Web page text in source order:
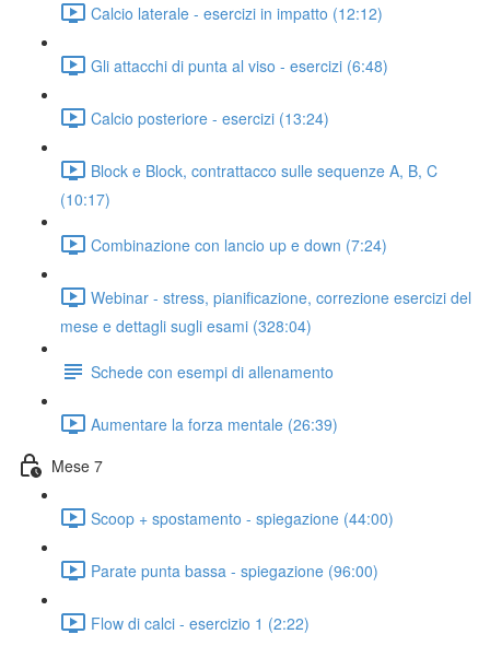
Calcio laterale - esercizi in impatto (12:12)
Gli attacchi di punta al viso - esercizi (6:48)
Calcio posteriore - esercizi (13:24)
Block e Block, contrattacco sulle sequenze A, B, C
(10:17)
Combinazione con lancio up e down (7:24)
Webinar - stress, pianificazione, correzione esercizi del
mese e dettagli sugli esami (328:04)
Schede con esempi di allenamento
Aumentare la forza mentale (26:39)
Mese 7
Scoop + spostamento - spiegazione (44:00)
Parate punta bassa - spiegazione (96:00)
Flow di calci - esercizio 1 (2:22)